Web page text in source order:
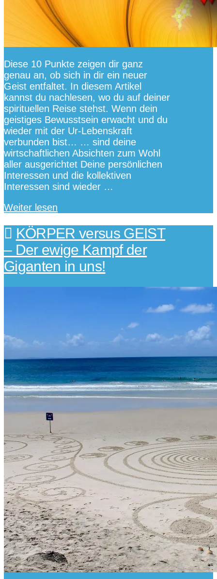
Diese 10 Punkte zeigen dir ganz
genau an, ob sich in dir ein neuer
Geist entfaltet. In diesem Artikel
kannst du nachlesen, wo du auf deiner
spirituellen Reise stehst. Wenn dein
geistiges Bewusstsein erwacht und du
wieder mit der Ur-Lebenskraft
verbunden bist… … sind deine
wirtschaftlichen Absichten zum Wohl
aller ausgerichtet Deine persönlichen
Interessen und die kollektiven
Interessen sind wieder …
Weiter lesen
KÖRPER versus GEIST
– Der ewige Kampf der
Giganten in uns!